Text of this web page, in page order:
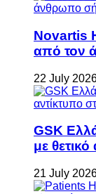
Novartis
από τον
22 July
GSK
με
21 July